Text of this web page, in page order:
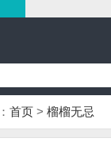
首页 > 榴榴无忌